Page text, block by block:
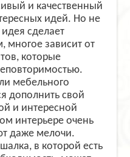
и качественный
идей. Но не
сделает
многое зависит от
которые
мебельного
дополнить свой
и интересной
интерьере очень
даже мелочи.
в которой есть